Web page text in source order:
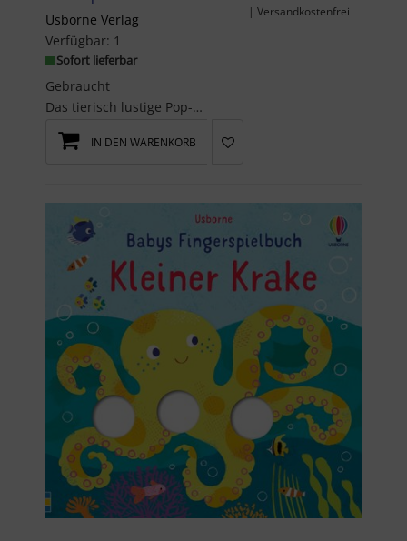
Usborne Verlag
Verfügbar: 1
Sofort lieferbar
Gebraucht
Das tierisch lustige Pop-up-HotelVorsicht, wenn du die Klappen öffnest ... Wer weiß, welches wild...
| Versandkostenfrei
IN DEN WARENKORB